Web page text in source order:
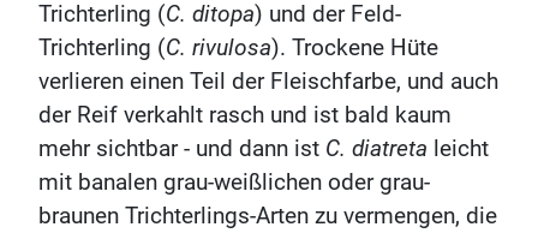
Trichterling (C. ditopa) und der Feld-
Trichterling (C. rivulosa). Trockene Hüte
verlieren einen Teil der Fleischfarbe, und auch
der Reif verkahlt rasch und ist bald kaum
mehr sichtbar - und dann ist C. diatreta leicht
mit banalen grau-weißlichen oder grau-
braunen Trichterlings-Arten zu vermengen, die